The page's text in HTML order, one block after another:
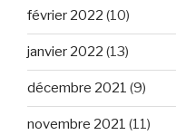
février 2022 (10)
janvier 2022 (13)
décembre 2021 (9)
novembre 2021 (11)